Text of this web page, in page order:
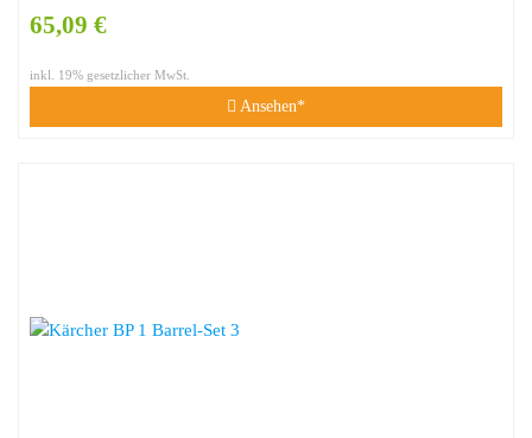
65,09 €
inkl. 19% gesetzlicher MwSt.
Ansehen*